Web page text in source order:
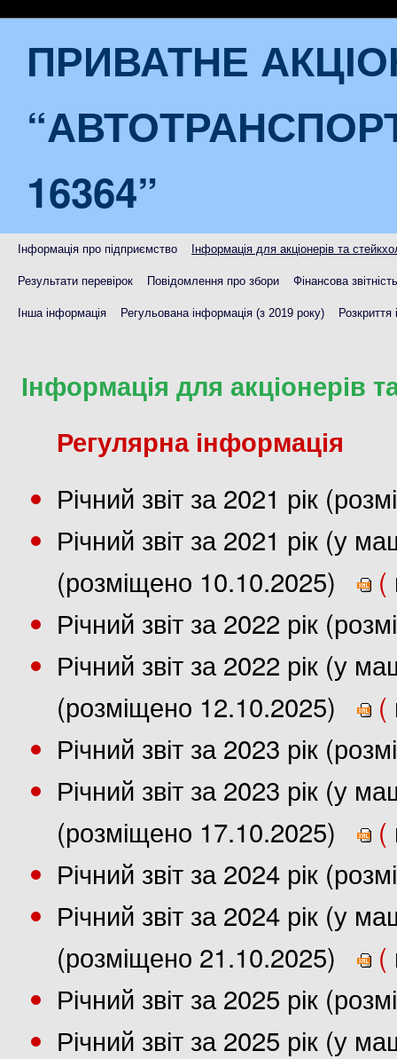
ПРИВАТНЕ
16364”
Інформація про підприємство Інформація для акціонерів та
Результати перевірок Повідомлення про збори Фінансова
Інша інформація Регульована інформація (з 2019 року) Розкриття
Інформація для акціонерів
Регулярна інформація
Річний звіт за 2021 рік
Річний звіт за 2021 рік (у
(розміщено 10.10.2025)
(
Річний звіт за 2022 рік
Річний звіт за 2022 рік (у
(розміщено 12.10.2025)
(
Річний звіт за 2023 рік
Річний звіт за 2023 рік (у
(розміщено 17.10.2025)
(
Річний звіт за 2024 рік
Річний звіт за 2024 рік (у
(розміщено 21.10.2025)
(
Річний звіт за 2025 рік
Річний звіт за 2025 рік (у